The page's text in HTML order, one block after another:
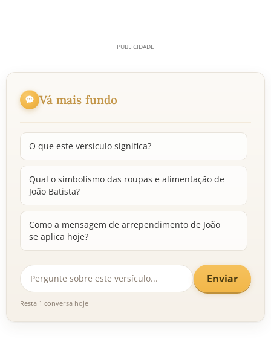
Vá mais fundo
O que este versículo significa?
Qual o simbolismo das roupas e alimentação de
João Batista?
Como a mensagem de arrependimento de João
se aplica hoje?
Enviar
Resta 1 conversa hoje